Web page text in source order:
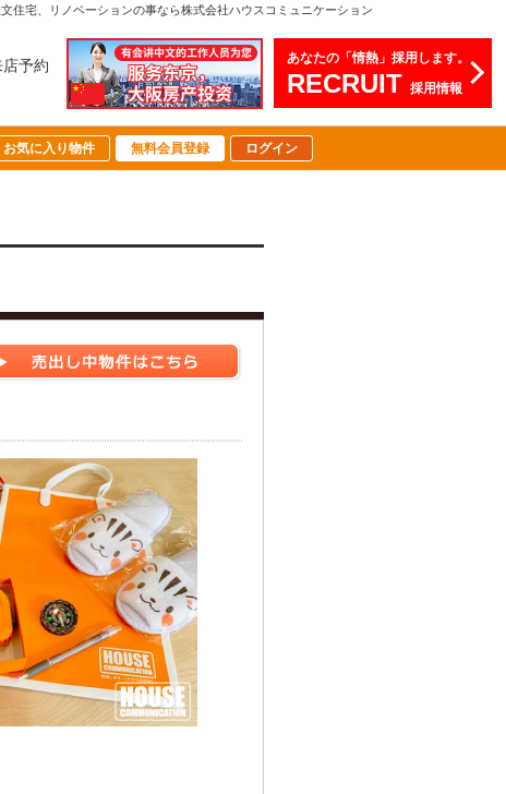
住宅、リノベーションの事なら株式会社ハウスコミュニケーション
店予約 あなたの「情熱」採用します。
RECRUIT 採用情報
お気に入り物件 無料会員登録 ログイン